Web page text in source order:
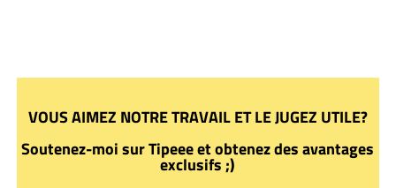
VOUS AIMEZ NOTRE TRAVAIL ET LE JUGEZ UTILE?
Soutenez-moi sur Tipeee et obtenez des avantages
exclusifs ;)